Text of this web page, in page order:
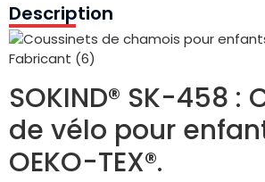
Description
SOKIND® SK-458 :
de vélo pour
OEKO-TEX®.